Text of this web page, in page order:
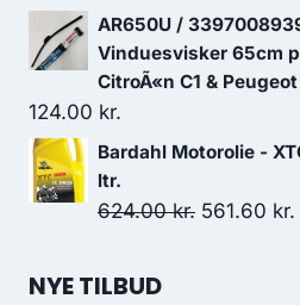
199.00 kr..
pris
var:
AR650U /
Vinduesvisker 65cm
CitroÃ«n C1 &
124.00 kr.
Bardahl Motorolie -
ltr.
624.00kr. Den
561.60 kr.
NYE TILBUD